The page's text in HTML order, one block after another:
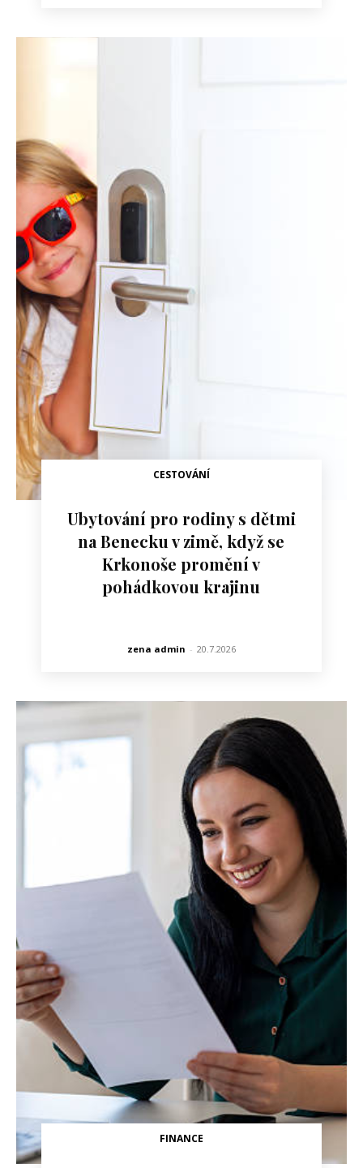
CESTOVÁNÍ
Ubytování pro rodiny s dětmi
na Benecku v zimě, když se
Krkonoše promění v
pohádkovou krajinu
zena admin - 20.7.2026
FINANCE